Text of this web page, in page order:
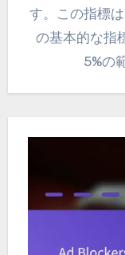
す。この指標
の基本的な指
5%の